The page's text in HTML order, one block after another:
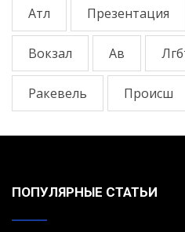
Атл Презентация
Вокзал Ав
Ракевель Происш
ПОПУЛЯРНЫЕ СТАТЬИ